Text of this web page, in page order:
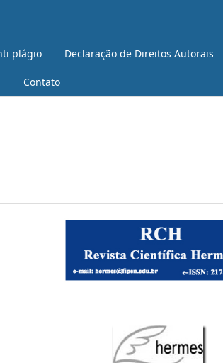
plágio Declaração de Direitos Autorais
Contato